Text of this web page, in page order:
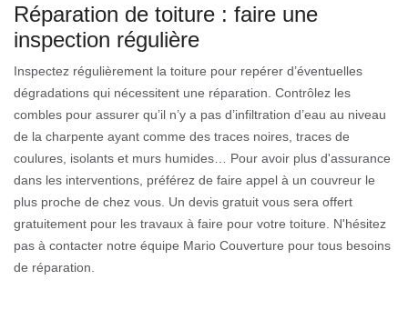
Réparation de toiture : faire une
inspection régulière
Inspectez régulièrement la toiture pour repérer d’éventuelles
dégradations qui nécessitent une réparation. Contrôlez les
combles pour assurer qu’il n’y a pas d’infiltration d’eau au niveau
de la charpente ayant comme des traces noires, traces de
coulures, isolants et murs humides… Pour avoir plus d'assurance
dans les interventions, préférez de faire appel à un couvreur le
plus proche de chez vous. Un devis gratuit vous sera offert
gratuitement pour les travaux à faire pour votre toiture. N'hésitez
pas à contacter notre équipe Mario Couverture pour tous besoins
de réparation.